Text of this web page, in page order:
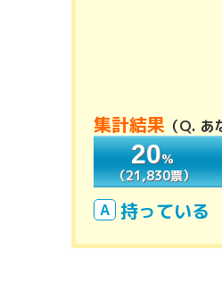
集計結果 （Q. あ
20％
（21,830票）
20％
（21,830票）
A 持っている